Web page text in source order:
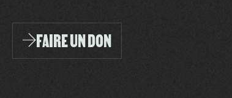
FAIRE UN DON